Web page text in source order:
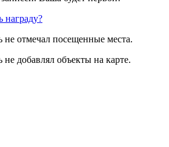
награду?
не отмечал посещенные места.
не добавлял объекты на карте.